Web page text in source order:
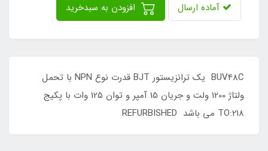
آماده ارسال
BUV48C یک ترانزیستور BJT قدرت نوع NPN با تحمل
ولتاژ 1200 ولت و جریان 15 آمپر و توان 125 وات با پکیج
TO:218 می باشد REFURBISHED